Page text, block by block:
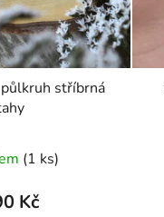
stříbrná
(1 ks)
Kč